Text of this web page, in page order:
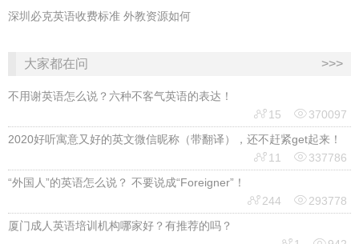
深圳必克英语收费标准 外教资源如何
大家都在问 >>>
不用谢英语怎么说？六种不客气英语的表达！
15 370097
2020好听寓意又好的英文微信昵称（带翻译），还不赶紧get起来！
11 337786
“外国人”的英语怎么说？ 不要说成“Foreigner”！
244 293778
厦门成人英语培训机构哪家好？有推荐的吗？